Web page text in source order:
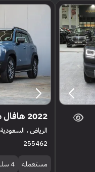
2022 هافال دارجو
الرياض ، السعودية
255462
مستعملة 4 سلندرات